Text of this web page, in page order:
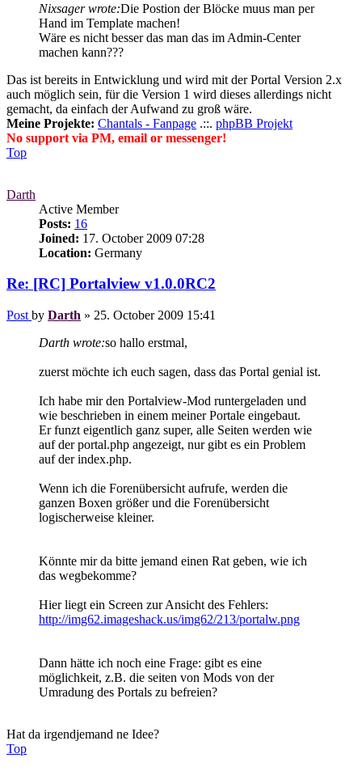
Nixsager wrote:Die Postion der Blöcke muus man per
Hand im Template machen!
Wäre es nicht besser das man das im Admin-Center
machen kann???
Das ist bereits in Entwicklung und wird mit der Portal Version 2.x
auch möglich sein, für die Version 1 wird dieses allerdings nicht
gemacht, da einfach der Aufwand zu groß wäre.
Meine Projekte: Chantals - Fanpage .::. phpBB Projekt
No support via PM, email or messenger!
Top
Darth
Active Member
Posts: 16
Joined: 17. October 2009 07:28
Location: Germany
Re: [RC] Portalview v1.0.0RC2
Post by Darth » 25. October 2009 15:41
Darth wrote:so hallo erstmal,
zuerst möchte ich euch sagen, dass das Portal genial ist.
Ich habe mir den Portalview-Mod runtergeladen und
wie beschrieben in einem meiner Portale eingebaut.
Er funzt eigentlich ganz super, alle Seiten werden wie
auf der portal.php angezeigt, nur gibt es ein Problem
auf der index.php.
Wenn ich die Forenübersicht aufrufe, werden die
ganzen Boxen größer und die Forenübersicht
logischerweise kleiner.
Könnte mir da bitte jemand einen Rat geben, wie ich
das wegbekomme?
Hier liegt ein Screen zur Ansicht des Fehlers:
http://img62.imageshack.us/img62/213/portalw.png
Dann hätte ich noch eine Frage: gibt es eine
möglichkeit, z.B. die seiten von Mods von der
Umradung des Portals zu befreien?
Hat da irgendjemand ne Idee?
Top